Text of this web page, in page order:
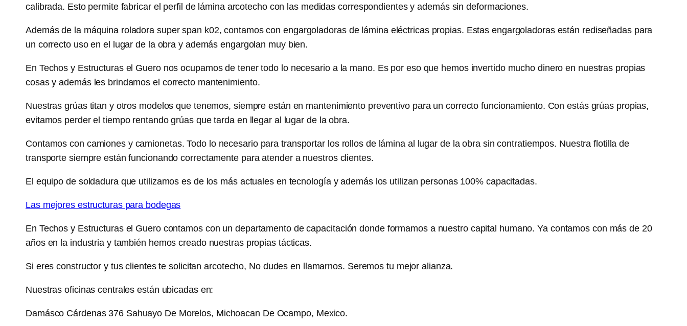
calibrada. Esto permite fabricar el perfil de lámina arcotecho con las medidas correspondientes y además sin deformaciones.
Además de la máquina roladora super span k02, contamos con engargoladoras de lámina eléctricas propias. Estas engargoladoras están rediseñadas para
un correcto uso en el lugar de la obra y además engargolan muy bien.
En Techos y Estructuras el Guero nos ocupamos de tener todo lo necesario a la mano. Es por eso que hemos invertido mucho dinero en nuestras propias
cosas y además les brindamos el correcto mantenimiento.
Nuestras grúas titan y otros modelos que tenemos, siempre están en mantenimiento preventivo para un correcto funcionamiento. Con estás grúas propias,
evitamos perder el tiempo rentando grúas que tarda en llegar al lugar de la obra.
Contamos con camiones y camionetas. Todo lo necesario para transportar los rollos de lámina al lugar de la obra sin contratiempos. Nuestra flotilla de
transporte siempre están funcionando correctamente para atender a nuestros clientes.
El equipo de soldadura que utilizamos es de los más actuales en tecnología y además los utilizan personas 100% capacitadas.
Las mejores estructuras para bodegas
En Techos y Estructuras el Guero contamos con un departamento de capacitación donde formamos a nuestro capital humano. Ya contamos con más de 20
años en la industria y también hemos creado nuestras propias tácticas.
Si eres constructor y tus clientes te solicitan arcotecho, No dudes en llamarnos. Seremos tu mejor alianza.
Nuestras oficinas centrales están ubicadas en:
Damásco Cárdenas 376 Sahuayo De Morelos, Michoacan De Ocampo, Mexico.